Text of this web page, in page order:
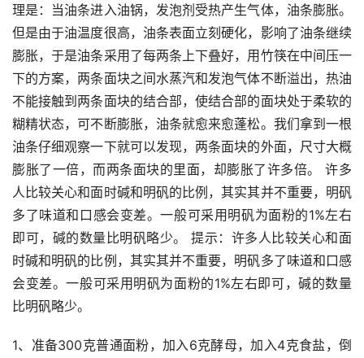
理是：当油条进入油锅，发泡剂受热产生气体，油条膨胀。
但是由于油温度很高，油条表面立刻硬化，影响了油条继续
膨胀，于是油条采用了每两条上下叠好，用竹筷在中间压一
下的方案，两条面块之间水蒸汽和发泡气体不断溢出，热油
不能接触到两条面块的结合部，使结合部的面块处于柔软的
糊精状态，可不断膨胀，油条就愈来愈蓬松。我们拿到一根
油条仔细观察一下就可以发现，两条面块的外面，尺寸大概
膨胀了一倍，而两条面块的里面，却膨胀了许多倍。 许多
人比较关心和面时碱和明矾的比例，其实其并不重要，明矾
多了味道和口感会变差。一般可采用明矾为面粉的1%左右
即可，碱的数量比明矾略少。 提示：许多人比较关心和面
时碱和明矾的比例，其实其并不重要，明矾多了味道和口感
会变差。一般可采用明矾为面粉的1%左右即可，碱的数量
比明矾略少。
1、准备300克普通面粉，加入6克酵母，加入4克食盐，倒